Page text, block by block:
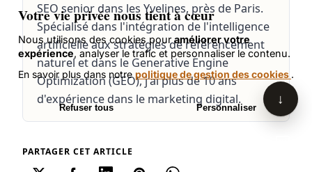
↓
SEO senior dans les Yvelines, près de Paris.
Spécialisé dans l'intégration de l'intelligence
artificielle aux stratégies de référencement
naturel et dans le Generative Engine
Optimization (GEO), j'ai plus de 10 ans
d'expérience dans le marketing digital.
PARTAGER CET ARTICLE
Votre vie privée nous tient à cœur
Nous utilisons des cookies pour améliorer votre
expérience, analyser le trafic et personnaliser le contenu.
En savoir plus dans notrepolitique de gestion des cookies .
Refuser tous Personnaliser